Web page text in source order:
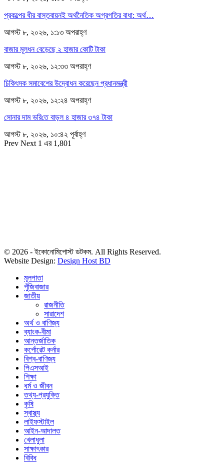
প্রকল্পের ধীর বাস্তবায়নই অর্থনৈতিক অগ্রগতির বাধা: অর্থ…
আগস্ট ৮, ২০২৬, ১:১৩ অপরাহ্ণ
বাজার মূলধন বেড়েছে ২ হাজার কোটি টাকা
আগস্ট ৮, ২০২৬, ১২:৩৩ অপরাহ্ণ
চিকিৎসক সমাবেশের উদ্বোধন করেছেন প্রধানমন্ত্রী
আগস্ট ৮, ২০২৬, ১২:২৪ অপরাহ্ণ
সোনার দাম ভ‌রি‌তে বাড়ল ৪ হাজার ৩৭৪ টাকা
আগস্ট ৮, ২০২৬, ১০:৪২ পূর্বাহ্ণ
Prev Next 1 এর 1,801
© 2026 - ইকোনোমিপোস্ট ডটকম. All Rights Reserved.
Website Design: Design Host BD
মূলপাতা
পুঁজিবাজার
জাতীয়
রাজনীতি
সারাদেশ
অর্থ ও বাণিজ্য
ব্যাংক-বীমা
আন্তর্জাতিক
কর্পোরেট কর্নার
বিশ্ব-বাণিজ্য
পিএসআই
শিক্ষা
ধর্ম ও জীবন
তথ্য-প্রযুক্তি
কৃষি
স্বাস্থ্য
লাইফস্টাইল
আইন-আদালত
খেলাধুলা
সাক্ষাৎকার
বিবিধ